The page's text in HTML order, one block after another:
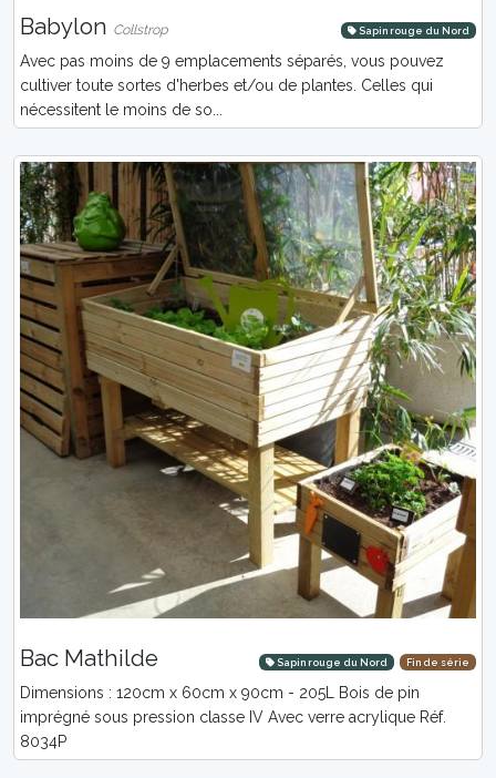
Babylon Collstrop Sapin rouge du Nord
Avec pas moins de 9 emplacements séparés, vous pouvez
cultiver toute sortes d'herbes et/ou de plantes. Celles qui
nécessitent le moins de so...
Bac Mathilde Sapin rouge du Nord Fin de série
Dimensions : 120cm x 60cm x 90cm - 205L Bois de pin
imprégné sous pression classe IV Avec verre acrylique Réf.
8034P